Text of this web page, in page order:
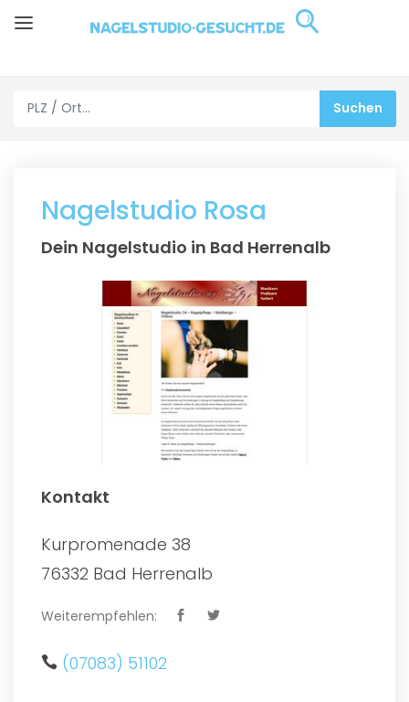
Nagelstudio Rosa
Dein Nagelstudio in Bad Herrenalb
Kontakt
Kurpromenade 38
76332 Bad Herrenalb
Weiterempfehlen:
(07083) 51102